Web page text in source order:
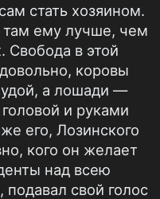
стать хозяином.
ему лучше, чем
Свобода в этой
коровы
а лошади —
и руками
его, Лозинского
кого он желает
над всею
свой голос